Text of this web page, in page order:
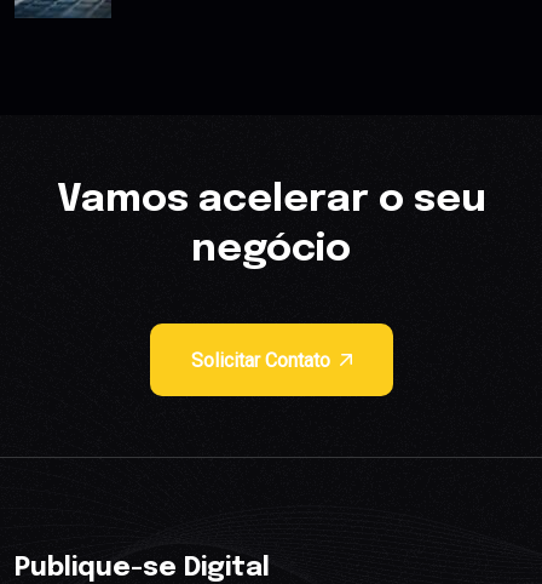
Vamos acelerar o seu
negócio
Solicitar Contato
Publique-se Digital